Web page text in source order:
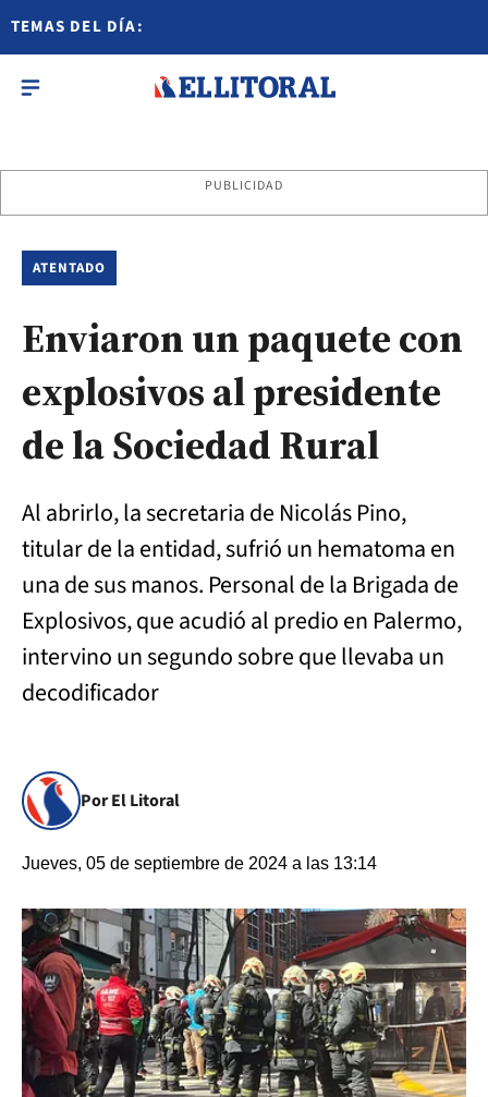
TEMAS DEL DÍA:
PUBLICIDAD
ATENTADO
Enviaron un paquete con
explosivos al presidente
de la Sociedad Rural
Al abrirlo, la secretaria de Nicolás Pino,
titular de la entidad, sufrió un hematoma en
una de sus manos. Personal de la Brigada de
Explosivos, que acudió al predio en Palermo,
intervino un segundo sobre que llevaba un
decodificador
Por El Litoral
Jueves, 05 de septiembre de 2024 a las 13:14